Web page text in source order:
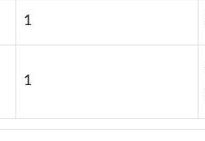
1
1